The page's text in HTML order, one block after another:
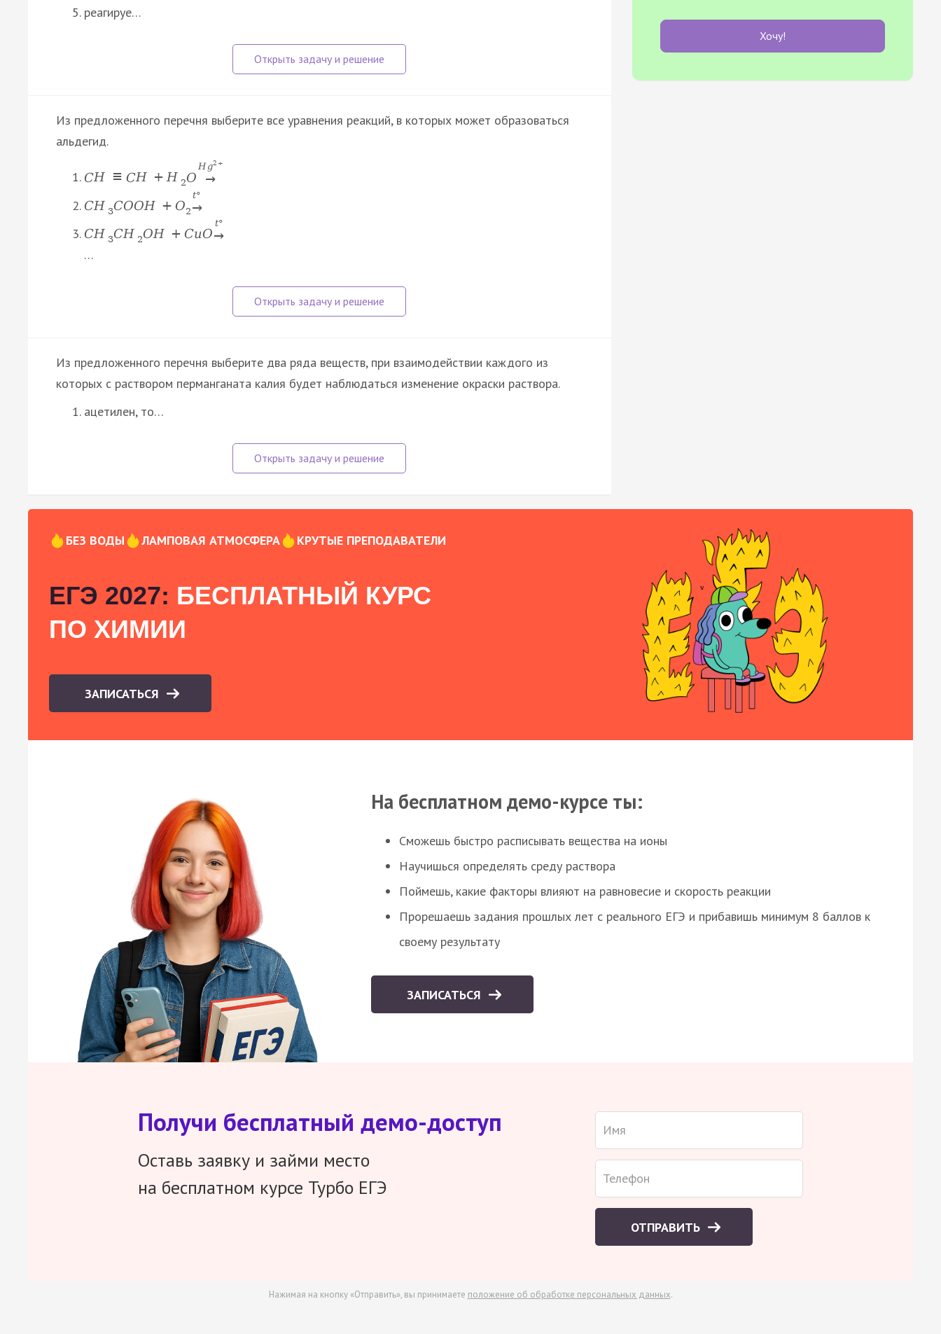
реагируе…
Из предложенного перечня выберите все уравнения реакций, в которых может образоваться
альдегид.
CH ≡ CH + H 2O
H g2 +
→
CH 3COOH + O2
t°
→
CH 3CH 2OH + CuO
t°
→
…
Из предложенного перечня выберите два ряда веществ, при взаимодействии каждого из
которых с раствором перманганата калия будет наблюдаться изменение окраски раствора.
ацетилен, то…
Хочу!
БЕЗ ВОДЫ ЛАМПОВАЯ АТМОСФЕРА КРУТЫЕ ПРЕПОДАВАТЕЛИ
ЕГЭ 2027: БЕСПЛАТНЫЙ КУРС
ПО ХИМИИ
ЗАПИСАТЬСЯ
На бесплатном демо-курсе ты:
Сможешь быстро расписывать вещества на ионы
Научишься определять среду раствора
Поймешь, какие факторы влияют на равновесие и скорость реакции
Прорешаешь задания прошлых лет с реального ЕГЭ и прибавишь минимум 8 баллов к
своему результату
ЗАПИСАТЬСЯ
Получи бесплатный демо-доступ
Оставь заявку и займи место
на бесплатном курсе Турбо ЕГЭ
ОТПРАВИТЬ
Нажимая на кнопку «Отправить», вы принимаете положение об обработке персональных данных.